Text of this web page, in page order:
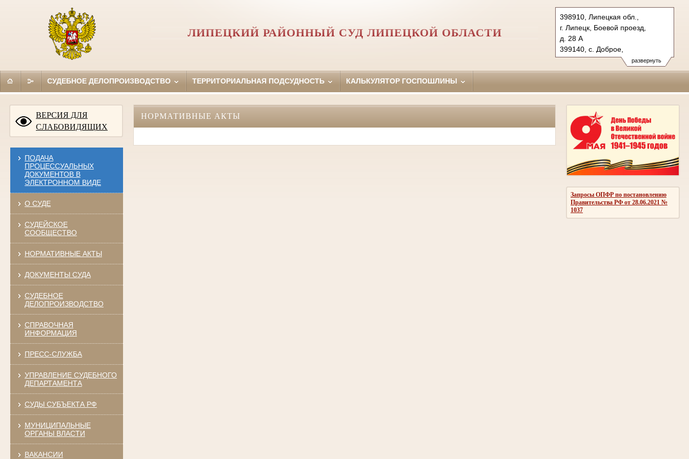
развернуть
398910, Липецкая обл.,
г. Липецк, Боевой проезд,
д. 28 А
399140, c. Доброе,
ул. Интернациональная, д. 8
Тел.: (4742) 34-97-86,
lipecky.lpk@sudrf.ru
ЛИПЕЦКИЙ РАЙОННЫЙ СУД ЛИПЕЦКОЙ ОБЛАСТИ
СУДЕБНОЕ ДЕЛОПРОИЗВОДСТВО ТЕРРИТОРИАЛЬНАЯ ПОДСУДНОСТЬ КАЛЬКУЛЯТОР ГОСПОШЛИНЫ
ВЕРСИЯ ДЛЯ
СЛАБОВИДЯЩИХ
ПОДАЧА
ПРОЦЕССУАЛЬНЫХ
ДОКУМЕНТОВ В
ЭЛЕКТРОННОМ ВИДЕ
О СУДЕ
СУДЕЙСКОЕ
СООБЩЕСТВО
НОРМАТИВНЫЕ АКТЫ
ДОКУМЕНТЫ СУДА
СУДЕБНОЕ
ДЕЛОПРОИЗВОДСТВО
СПРАВОЧНАЯ
ИНФОРМАЦИЯ
ПРЕСС-СЛУЖБА
УПРАВЛЕНИЕ СУДЕБНОГО
ДЕПАРТАМЕНТА
СУДЫ СУБЪЕКТА РФ
МУНИЦИПАЛЬНЫЕ
ОРГАНЫ ВЛАСТИ
ВАКАНСИИ
Запросы ОПФР по постановлению
Правительства РФ от 28.06.2021 №
1037
НОРМАТИВНЫЕ АКТЫ